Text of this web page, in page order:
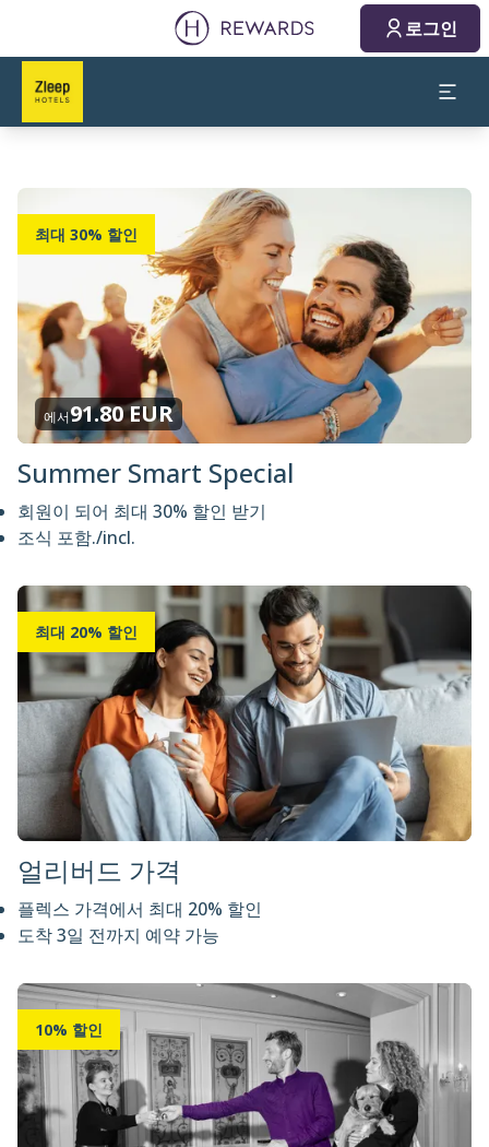
로그인
최대 30% 할인
에서91.80 EUR
Summer Smart Special
회원이 되어 최대 30% 할인 받기
조식 포함./incl.
최대 20% 할인
얼리버드 가격
플렉스 가격에서 최대 20% 할인
도착 3일 전까지 예약 가능
10% 할인